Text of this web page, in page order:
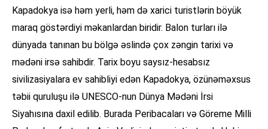
Kapadokya isə həm yerli, həm də xarici turistlərin böyük
maraq göstərdiyi məkanlardan biridir. Balon turları ilə
dünyada tanınan bu bölgə əslində çox zəngin tarixi və
mədəni irsə sahibdir. Tarix boyu saysız-hesabsız
sivilizasiyalara ev sahibliyi edən Kapadokya, özünəməxsus
təbii quruluşu ilə UNESCO-nun Dünya Mədəni İrsi
Siyahısına daxil edilib. Burada Peribacaları və Göreme Milli